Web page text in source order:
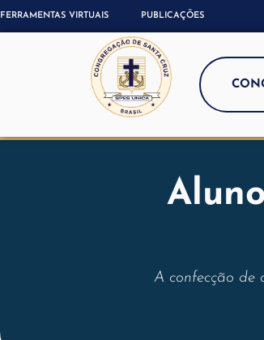
FERRAMENTAS VIRTUAIS PUBLICAÇÕES
A confecção de